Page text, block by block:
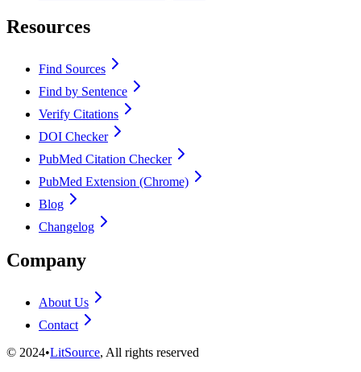
Resources
Find Sources
Find by Sentence
Verify Citations
DOI Checker
PubMed Citation Checker
PubMed Extension (Chrome)
Blog
Changelog
Company
About Us
Contact
© 2024•LitSource, All rights reserved